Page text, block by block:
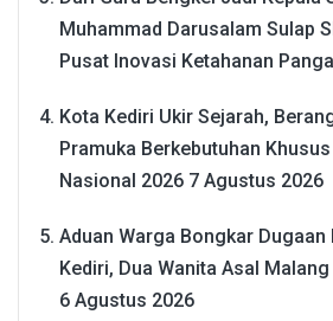
Muhammad Darusalam Sulap
Pusat Inovasi Ketahanan
Kota Kediri Ukir Sejarah,
Pramuka Berkebutuhan
Nasional 2026 7 Agustus 2026
Aduan Warga Bongkar
Kediri, Dua Wanita Asal
6 Agustus 2026